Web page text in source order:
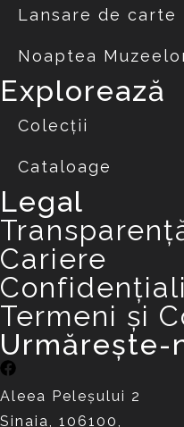
Lansare de carte
Noaptea
Explorează
Colecții
Cataloage
Legal
Cariere
Termeni și
Urmărește-
Aleea Peleşului 2
Sinaia, 106100,